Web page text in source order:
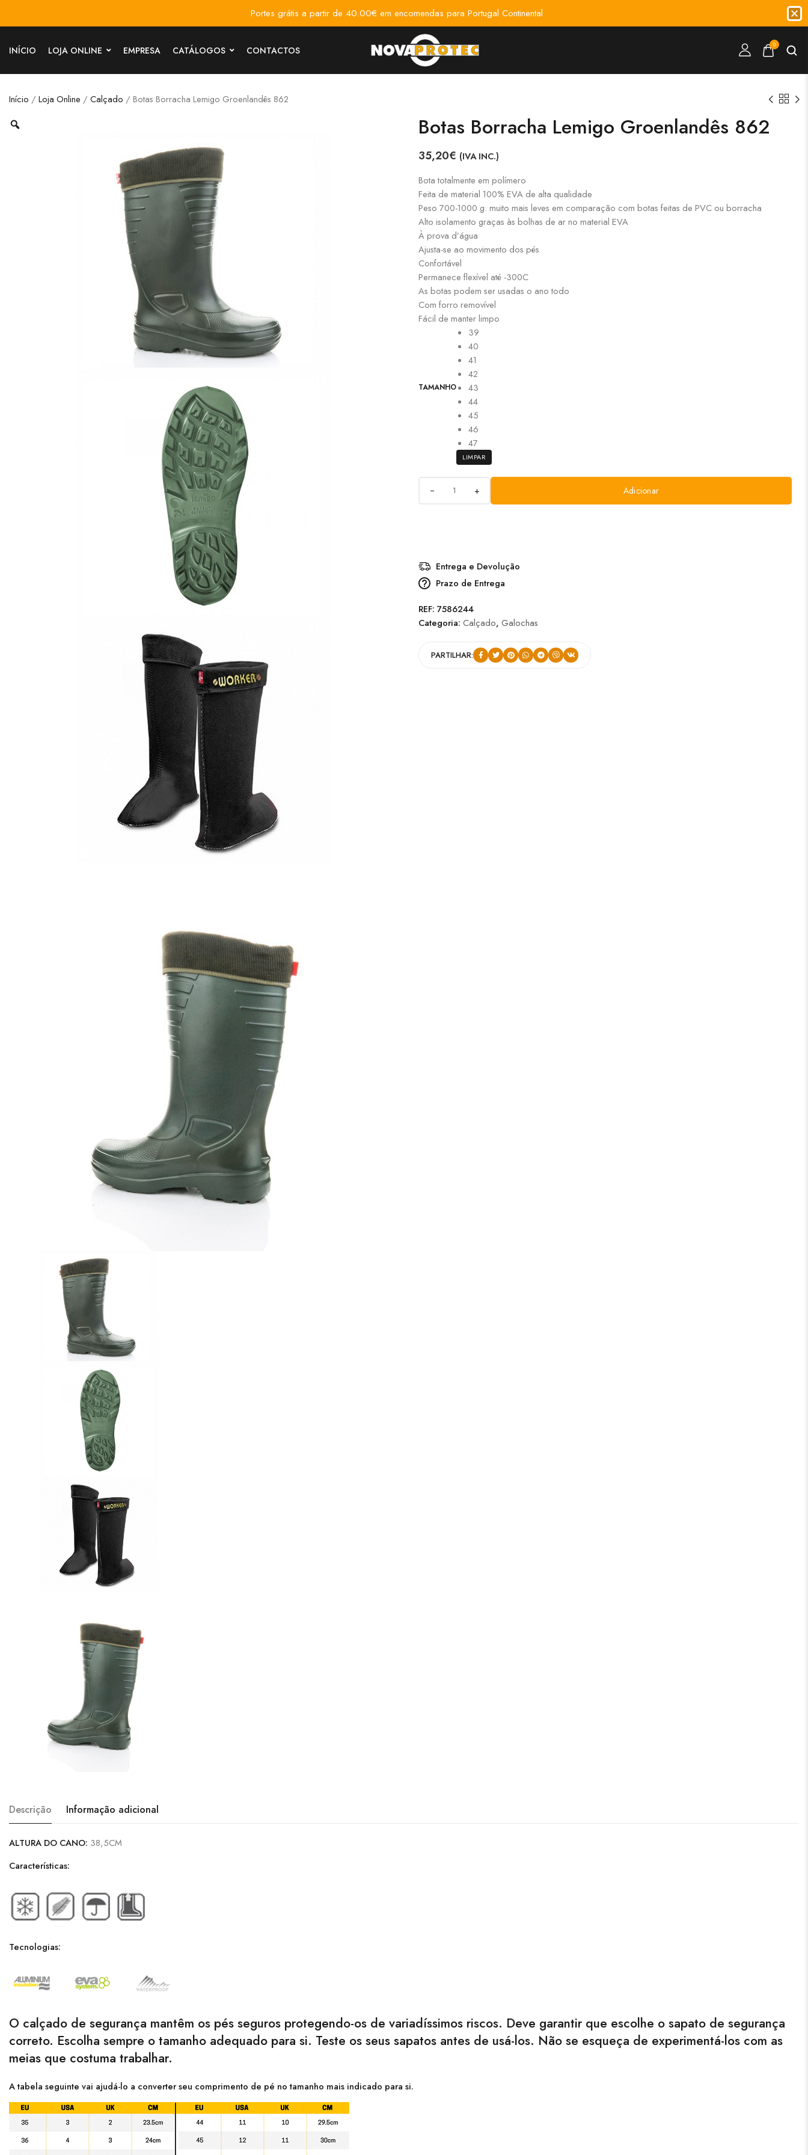
INÍCIO LOJA ONLINE EMPRESA CATÁLOGOS CONTACTOS 0
Início / Loja Online / Calçado / Botas Borracha Lemigo Groenlandês 862
Botas Borracha Lemigo Groenlandês 862
35,20€ (IVA INC.)
Bota totalmente em polímero
Feita de material 100% EVA de alta qualidade
Peso 700-1000 g. muito mais leves em comparação com botas feitas de PVC ou borracha
Alto isolamento graças às bolhas de ar no material EVA
À prova d’água
Ajusta-se ao movimento dos pés
Confortável
Permanece flexível até -300C
As botas podem ser usadas o ano todo
Com forro removível
Fácil de manter limpo
TAMANHO
39
40
41
42
43
44
45
46
47
LIMPAR
+ Adicionar
Entrega e Devolução
Prazo de Entrega
REF: 7586244
Categoria: Calçado, Galochas
PARTILHAR:
Descrição Informação adicional
ALTURA DO CANO: 38,5CM
Características:
Tecnologias:
O calçado de segurança mantêm os pés seguros protegendo-os de variadíssimos riscos. Deve garantir que escolhe o sapato de segurança
correto. Escolha sempre o tamanho adequado para si. Teste os seus sapatos antes de usá-los. Não se esqueça de experimentá-los com as
meias que costuma trabalhar.
A tabela seguinte vai ajudá-lo a converter seu comprimento de pé no tamanho mais indicado para si.
Portes grátis a partir de 40.00€ em encomendas para Portugal Continental